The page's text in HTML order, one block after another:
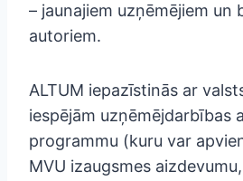
– jaunajiem uzņēmējiem un
autoriem.
ALTUM iepazīstinās ar
iespējām uzņēmējdarbības
programmu (kuru var
MVU izaugsmes